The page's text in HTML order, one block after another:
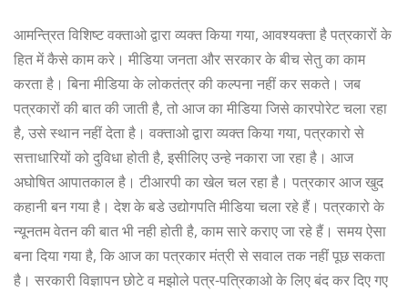
आमन्त्रित विशिष्ट वक्ताओ द्वारा व्यक्त किया गया, आवश्यक्ता है पत्रकारों के
हित में कैसे काम करे। मीडिया जनता और सरकार के बीच सेतु का काम
करता है। बिना मीडिया के लोकतंत्र की कल्पना नहीं कर सकते। जब
पत्रकारों की बात की जाती है, तो आज का मीडिया जिसे कारपोरेट चला रहा
है, उसे स्थान नहीं देता है। वक्ताओ द्वारा व्यक्त किया गया, पत्रकारो से
सत्ताधारियों को दुविधा होती है, इसीलिए उन्हे नकारा जा रहा है। आज
अघोषित आपातकाल है। टीआरपी का खेल चल रहा है। पत्रकार आज खुद
कहानी बन गया है। देश के बडे उद्योगपति मीडिया चला रहे हैं। पत्रकारो के
न्यूनतम वेतन की बात भी नही होती है, काम सारे कराए जा रहे हैं। समय ऐसा
बना दिया गया है, कि आज का पत्रकार मंत्री से सवाल तक नहीं पूछ सकता
है। सरकारी विज्ञापन छोटे व मझोले पत्र-पत्रिकाओ के लिए बंद कर दिए गए